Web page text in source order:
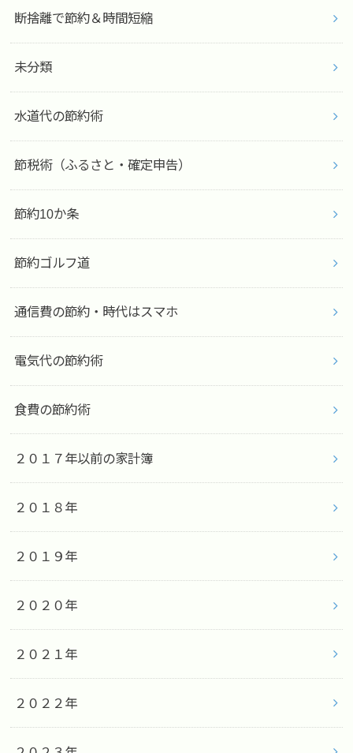
断捨離で節約＆時間短縮
未分類
水道代の節約術
節税術（ふるさと・確定申告）
節約10か条
節約ゴルフ道
通信費の節約・時代はスマホ
電気代の節約術
食費の節約術
２０１７年以前の家計簿
２０１８年
２０１９年
２０２０年
２０２１年
２０２２年